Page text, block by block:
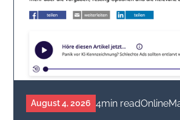
August 4, 2026 4min read